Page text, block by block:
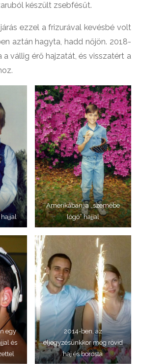
készült zsebfésűt.
ezzel a frizurával kevésbé volt
aztán hagyta, hadd nőjön. 2018-
a vállig érő hajzatát, és visszatért a
hajjal
Amerikában, a „szemébe
lógó” hajjal
egy
és
2014-ben, az
eljegyzésünkkor még rövid
haj és borosta